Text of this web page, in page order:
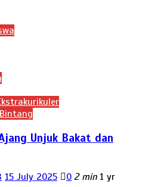
Unjuk Bakat dan
15 July 2025 0 2 min 1 yr